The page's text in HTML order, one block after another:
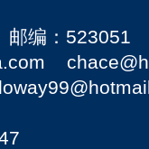
编：523051